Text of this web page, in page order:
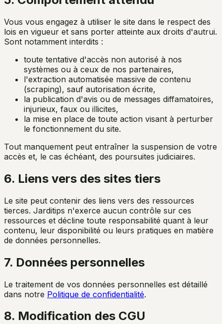
Vous vous engagez à utiliser le site dans le respect des
lois en vigueur et sans porter atteinte aux droits d'autrui.
Sont notamment interdits :
toute tentative d'accès non autorisé à nos
systèmes ou à ceux de nos partenaires,
l'extraction automatisée massive de contenu
(scraping), sauf autorisation écrite,
la publication d'avis ou de messages diffamatoires,
injurieux, faux ou illicites,
la mise en place de toute action visant à perturber
le fonctionnement du site.
Tout manquement peut entraîner la suspension de votre
accès et, le cas échéant, des poursuites judiciaires.
6. Liens vers des sites tiers
Le site peut contenir des liens vers des ressources
tierces. Jarditips n'exerce aucun contrôle sur ces
ressources et décline toute responsabilité quant à leur
contenu, leur disponibilité ou leurs pratiques en matière
de données personnelles.
7. Données personnelles
Le traitement de vos données personnelles est détaillé
dans notre Politique de confidentialité.
8. Modification des CGU